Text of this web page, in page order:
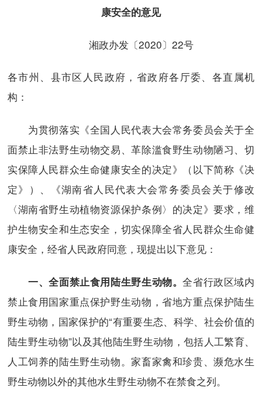
康安全的意见
湘政办发〔2020〕22号
各市州、县市区人民政府，省政府各厅委、各直属机
构：
为贯彻落实《全国人民代表大会常务委员会关于全
面禁止非法野生动物交易、革除滥食野生动物陋习、切
实保障人民群众生命健康安全的决定》（以下简称《决
定》）、《湖南省人民代表大会常务委员会关于修改
〈湖南省野生动植物资源保护条例〉的决定》要求，维
护生物安全和生态安全，切实保障全省人民群众生命健
康安全，经省人民政府同意，现提出以下意见：
一、全面禁止食用陆生野生动物。全省行政区域内
禁止食用国家重点保护野生动物，省地方重点保护陆生
野生动物，国家保护的“有重要生态、科学、社会价值的
陆生野生动物”以及其他陆生野生动物，包括人工繁育、
人工饲养的陆生野生动物。家畜家禽和珍贵、濒危水生
野生动物以外的其他水生野生动物不在禁食之列。